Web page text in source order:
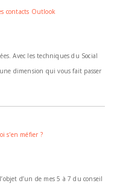
contacts Outlook
Avec les techniques du Social
dimension qui vous fait passer
s'en méfier ?
d’un de mes 5 à 7 du conseil